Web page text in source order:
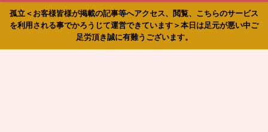
孤立＜お客様皆様が掲載の記事等へアクセス、閲覧、こちらのサービス
を利用される事でかろうじて運営できています＞本日は足元が悪い中ご
足労頂き誠に有難うございます。